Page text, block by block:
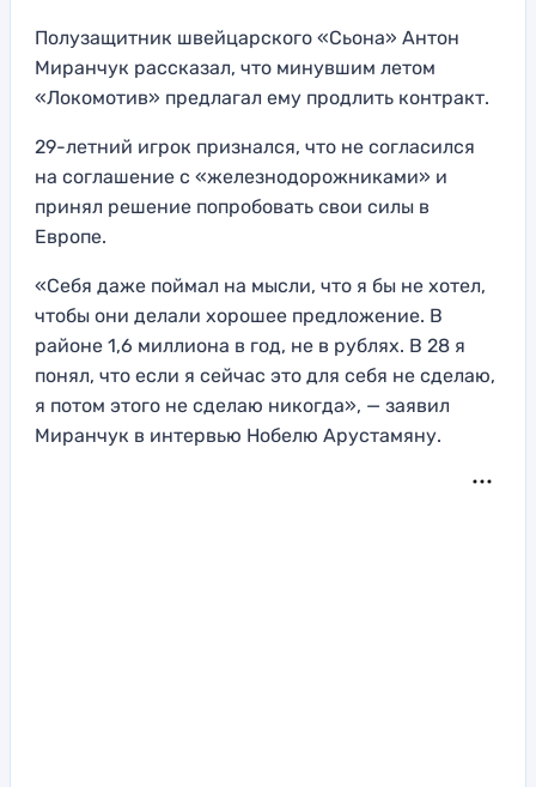
Полузащитник швейцарского «Сьона» Антон
Миранчук рассказал, что минувшим летом
«Локомотив» предлагал ему продлить контракт.
29-летний игрок признался, что не согласился
на соглашение с «железнодорожниками» и
принял решение попробовать свои силы в
Европе.
«Себя даже поймал на мысли, что я бы не хотел,
чтобы они делали хорошее предложение. В
районе 1,6 миллиона в год, не в рублях. В 28 я
понял, что если я сейчас это для себя не сделаю,
я потом этого не сделаю никогда», — заявил
Миранчук в интервью Нобелю Арустамяну.